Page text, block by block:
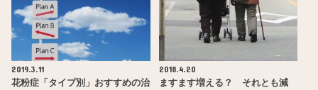
2019.3.11
花粉症「タイプ別」おすすめの治
2018.4.20
ますます増える？ それとも減